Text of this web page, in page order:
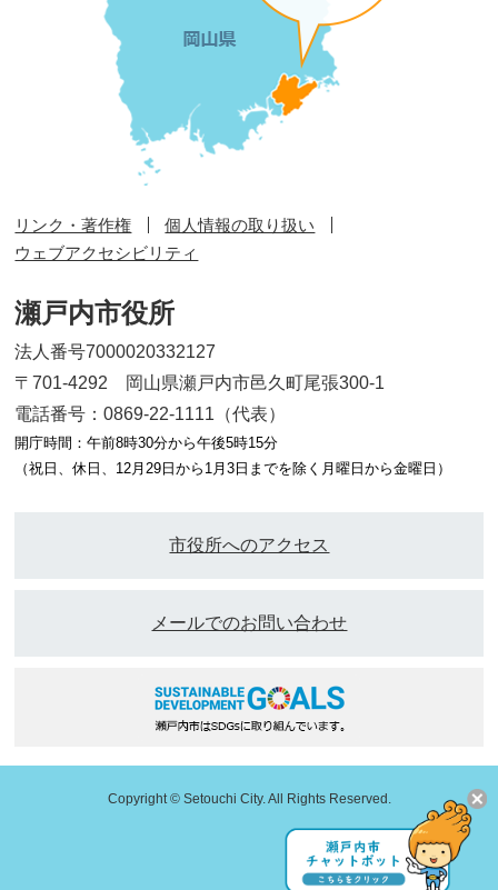
リンク・著作権
個人情報の取り扱い
ウェブアクセシビリティ
瀬戸内市役所
法人番号7000020332127
〒701-4292 岡山県瀬戸内市邑久町尾張300-1
電話番号：0869-22-1111（代表）
開庁時間：午前8時30分から午後5時15分
（祝日、休日、12月29日から1月3日までを除く月曜日から金曜日）
市役所へのアクセス
メールでのお問い合わせ
Copyright © Setouchi City. All Rights Reserved.